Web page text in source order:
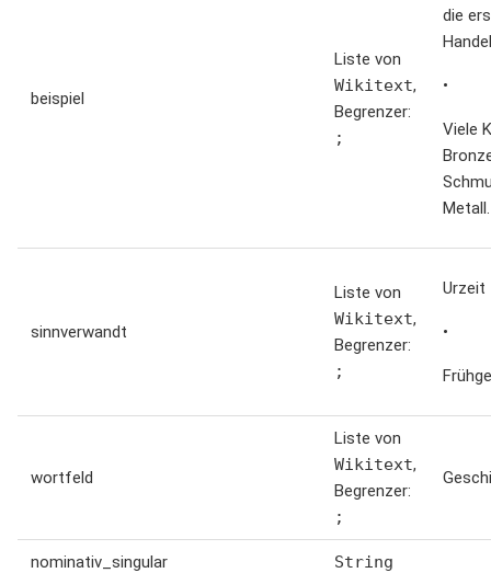
beispiel
Liste von
Wikitext,
Begrenzer:
;
die
•
Viele
Metall.
sinnverwandt
Liste von
Wikitext,
Begrenzer:
;
Urzeit
•
wortfeld
Liste von
Wikitext,
Begrenzer:
;
nominativ_singular String